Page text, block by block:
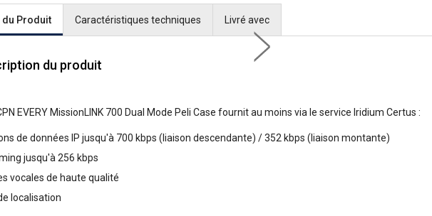
du Produit Caractéristiques techniques Livré avec
du produit
EVERY MissionLINK 700 Dual Mode Peli Case fournit au moins via le service Iridium Certus :
de données IP jusqu'à 700 kbps (liaison descendante) / 352 kbps (liaison montante)
jusqu'à 256 kbps
vocales de haute qualité
localisation